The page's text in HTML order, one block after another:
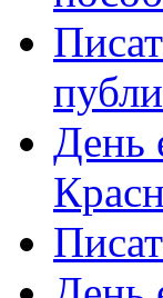
День